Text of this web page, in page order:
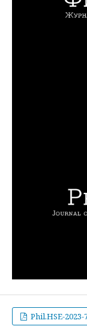
Phil.HSE-